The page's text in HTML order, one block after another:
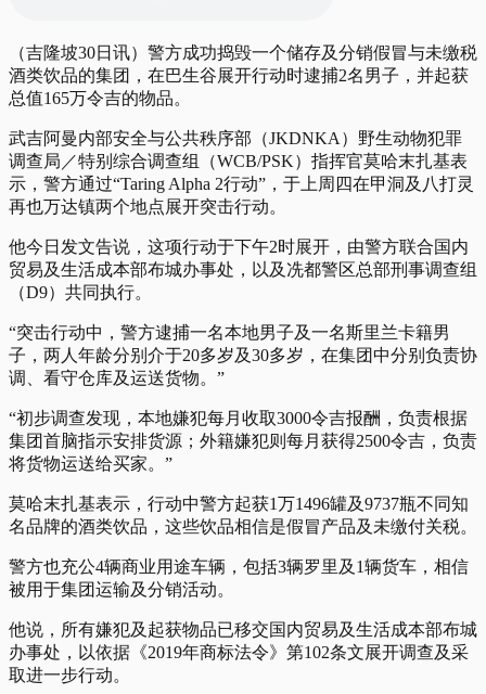
（吉隆坡30日讯）警方成功捣毁一个储存及分销假冒与未缴税
酒类饮品的集团，在巴生谷展开行动时逮捕2名男子，并起获
总值165万令吉的物品。
武吉阿曼内部安全与公共秩序部（JKDNKA）野生动物犯罪
调查局／特别综合调查组（WCB/PSK）指挥官莫哈末扎基表
示，警方通过“Taring Alpha 2行动”，于上周四在甲洞及八打灵
再也万达镇两个地点展开突击行动。
他今日发文告说，这项行动于下午2时展开，由警方联合国内
贸易及生活成本部布城办事处，以及冼都警区总部刑事调查组
（D9）共同执行。
“突击行动中，警方逮捕一名本地男子及一名斯里兰卡籍男
子，两人年龄分别介于20多岁及30多岁，在集团中分别负责协
调、看守仓库及运送货物。”
“初步调查发现，本地嫌犯每月收取3000令吉报酬，负责根据
集团首脑指示安排货源；外籍嫌犯则每月获得2500令吉，负责
将货物运送给买家。”
莫哈末扎基表示，行动中警方起获1万1496罐及9737瓶不同知
名品牌的酒类饮品，这些饮品相信是假冒产品及未缴付关税。
警方也充公4辆商业用途车辆，包括3辆罗里及1辆货车，相信
被用于集团运输及分销活动。
他说，所有嫌犯及起获物品已移交国内贸易及生活成本部布城
办事处，以依据《2019年商标法令》第102条文展开调查及采
取进一步行动。